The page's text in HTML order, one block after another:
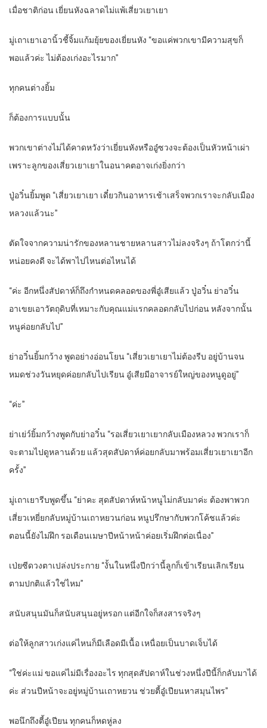
เมื่อชาติก่อน เยี่ยนหังฉลาดไม่แพ้เสี่ยวเยาเยา
มู่เถาเยาเอานิ้วชี้จิ้มแก้มยุ้ยของเยี่ยนหัง “ขอแค่พวกเขามีความสุขก็
พอแล้วค่ะ ไม่ต้องเก่งอะไรมาก”
ทุกคนต่างยิ้ม
ก็ต้องการแบบนั้น
พวกเขาต่างไม่ได้คาดหวังว่าเยี่ยนหังหรืออู๋ซวงจะต้องเป็นหัวหน้าเผ่า
เพราะลูกของเสี่ยวเยาเยาในอนาคตอาจเก่งยิ่งกว่า
ปู่อวิ๋นยิ้มพูด “เสี่ยวเยาเยา เดี๋ยวกินอาหารเช้าเสร็จพวกเราจะกลับเมือง
หลวงแล้วนะ”
ตัดใจจากความน่ารักของหลานชายหลานสาวไม่ลงจริงๆ ถ้าโตกว่านี้
หน่อยคงดี จะได้พาไปไหนต่อไหนได้
“ค่ะ อีกหนึ่งสัปดาห์ก็ถึงกำหนดคลอดของพี่อู๋เสียแล้ว ปู่อวิ๋น ย่าอวิ๋น
อาเขยเอาวัตถุดิบที่เหมาะกับคุณแม่แรกคลอดกลับไปก่อน หลังจากนั้น
หนูค่อยกลับไป”
ย่าอวิ๋นยิ้มกว้าง พูดอย่างอ่อนโยน “เสี่ยวเยาเยาไม่ต้องรีบ อยู่บ้านจน
หมดช่วงวันหยุดค่อยกลับไปเรียน อู๋เสียมีอาจารย์ใหญ่ของหนูดูอยู่”
“ค่ะ”
ย่าเย่ว์ยิ้มกว้างพูดกับย่าอวิ๋น “รอเสี่ยวเยาเยากลับเมืองหลวง พวกเราก็
จะตามไปดูหลานด้วย แล้วสุดสัปดาห์ค่อยกลับมาพร้อมเสี่ยวเยาเยาอีก
ครั้ง”
มู่เถาเยารีบพูดขึ้น “ย่าคะ สุดสัปดาห์หน้าหนูไม่กลับมาค่ะ ต้องพาพวก
เสี่ยวเหยี่ยกลับหมู่บ้านเถาหยวนก่อน หนูปรึกษากับพวกโค้ชแล้วค่ะ
ตอนนี้ยังไม่ฝึก รอเดือนเมษาปีหน้าหน้าค่อยเริ่มฝึกต่อเนื่อง”
เป่ยซีดวงตาเปล่งประกาย “งั้นในหนึ่งปีกว่านี้ลูกก็เข้าเรียนเลิกเรียน
ตามปกติแล้วใช่ไหม”
สนับสนุนมันก็สนับสนุนอยู่หรอก แต่อีกใจก็สงสารจริงๆ
ต่อให้ลูกสาวเก่งแค่ไหนก็มีเลือดมีเนื้อ เหนื่อยเป็นบาดเจ็บได้
“ใช่ค่ะแม่ ขอแค่ไม่มีเรื่องอะไร ทุกสุดสัปดาห์ในช่วงหนึ่งปีนี้ก็กลับมาได้
ค่ะ ส่วนปีหน้าจะอยู่หมู่บ้านเถาหยวน ช่วยตี้อู๋เปียนหาสมุนไพร”
พอนึกถึงตี้อู๋เปียน ทุกคนก็หดหู่ลง